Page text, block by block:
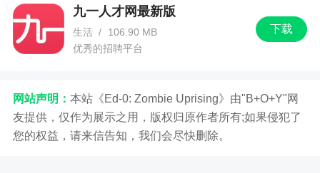
下载
九一人才网最新版
生活 /
106.90 MB
优秀的招聘平台
网站声明： 本站《Ed-0: Zombie Uprising》由"B+O+Y"网
友提供，仅作为展示之用，版权归原作者所有;如果侵犯了
您的权益，请来信告知，我们会尽快删除。